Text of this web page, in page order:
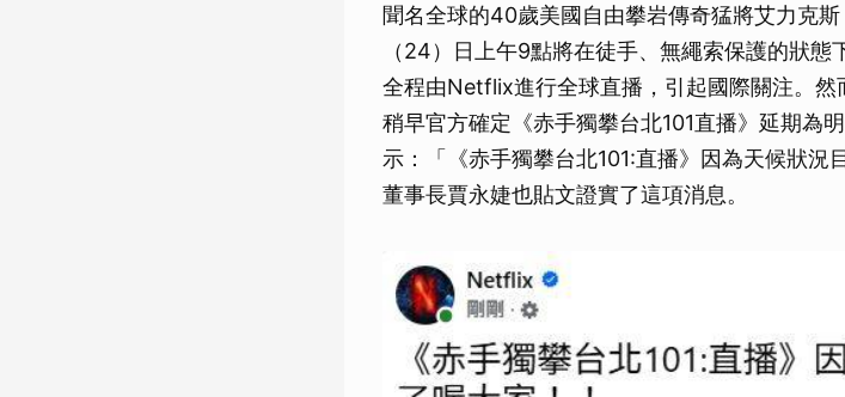
聞名全球的40歲美國自由攀岩傳奇猛將艾力克
（24）日上午9點將在徒手、無繩索保護的狀態
全程由Netflix進行全球直播，引起國際關注。然
稍早官方確定《赤手獨攀台北101直播》延期為
示：「《赤手獨攀台北101:直播》因為天候狀況
董事長賈永婕也貼文證實了這項消息。